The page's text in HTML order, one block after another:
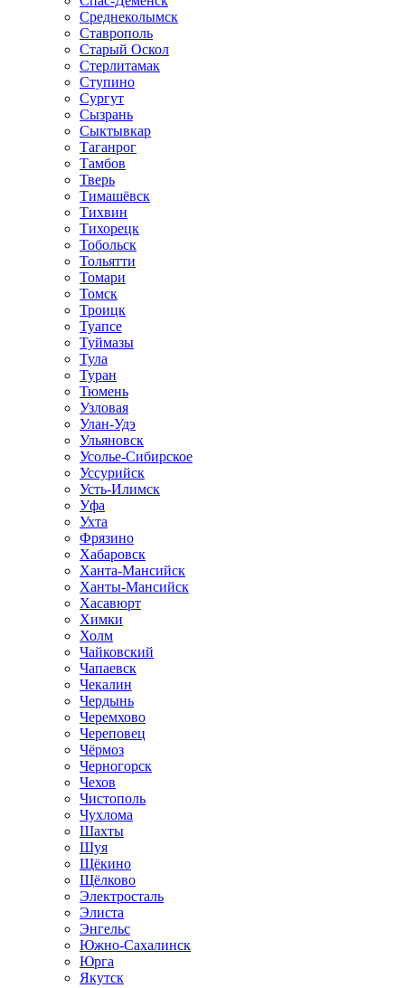
Среднеколымск
Ставрополь
Старый Оскол
Стерлитамак
Ступино
Сургут
Сызрань
Сыктывкар
Таганрог
Тамбов
Тверь
Тимашёвск
Тихвин
Тихорецк
Тобольск
Тольятти
Томари
Томск
Троицк
Туапсе
Туймазы
Тула
Туран
Тюмень
Узловая
Улан-Удэ
Ульяновск
Усолье-Сибирское
Уссурийск
Усть-Илимск
Уфа
Ухта
Фрязино
Хабаровск
Ханта-Мансийск
Ханты-Мансийск
Хасавюрт
Химки
Холм
Чайковский
Чапаевск
Чекалин
Чердынь
Черемхово
Череповец
Чёрмоз
Черногорск
Чехов
Чистополь
Чухлома
Шахты
Шуя
Щёкино
Щёлково
Электросталь
Элиста
Энгельс
Южно-Сахалинск
Юрга
Якутск